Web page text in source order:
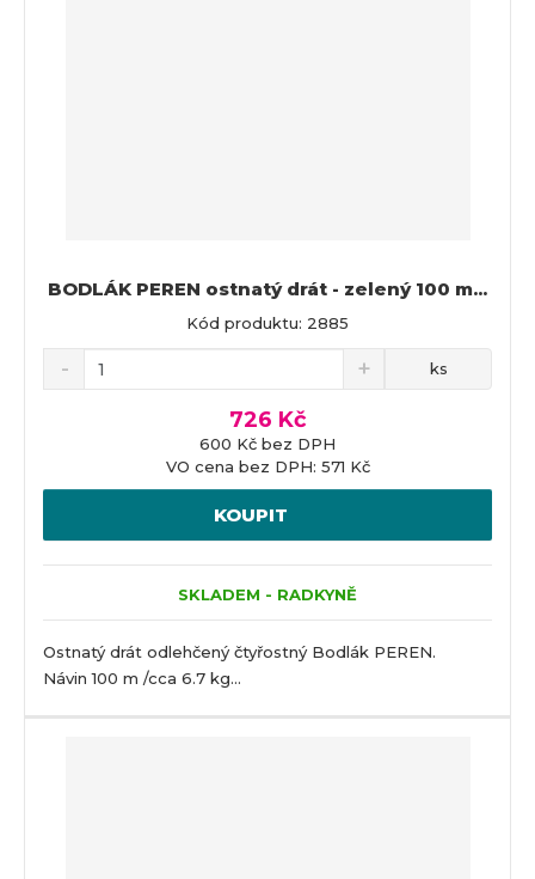
BODLÁK PEREN ostnatý drát - zelený 100 m...
Kód produktu: 2885
726 Kč
600 Kč bez DPH
VO cena bez DPH: 571 Kč
ks
KOUPIT
SKLADEM - RADKYNĚ
Ostnatý drát odlehčený čtyřostný Bodlák PEREN.
Návin 100 m /cca 6.7 kg...